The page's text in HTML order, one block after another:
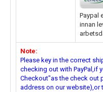
Paypal
innan
Note:
Please key in the correct
checking out with PayPal,if
Checkout"as the check out
address on our website),or